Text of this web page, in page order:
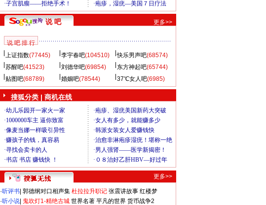
说 吧 更多>>
说 吧 排 行
上证指数(77445) 李宇春吧(104510) 快乐男声吧(68574)
苏醒吧(41523) 刘德华吧(69854) 东方神起吧(65744)
贴图吧(68789) 婚姻吧(78544) 37℃女人吧(6985)
搜狐分类 | 商机在线
更多>>
·听评书 郭德纲对口相声集 杜拉拉升职记 张震讲故事 红楼梦
·听小说 鬼吹灯1-精绝古城 世界名著 平凡的世界 货币战争2